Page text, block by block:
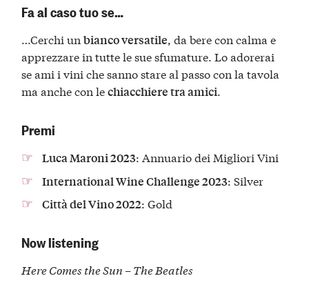
Fa al caso tuo se…
…Cerchi unbianco versatile, da bere con calma e
apprezzare in tutte le sue sfumature. Lo adorerai
se ami i vini che sanno stare al passo con la tavola
ma anche con lechiacchiere tra amici.
Premi
Luca Maroni 2023: Annuario dei Migliori Vini
International Wine Challenge 2023: Silver
Città del Vino 2022: Gold
Now listening
Here Comes the Sun – The Beatles